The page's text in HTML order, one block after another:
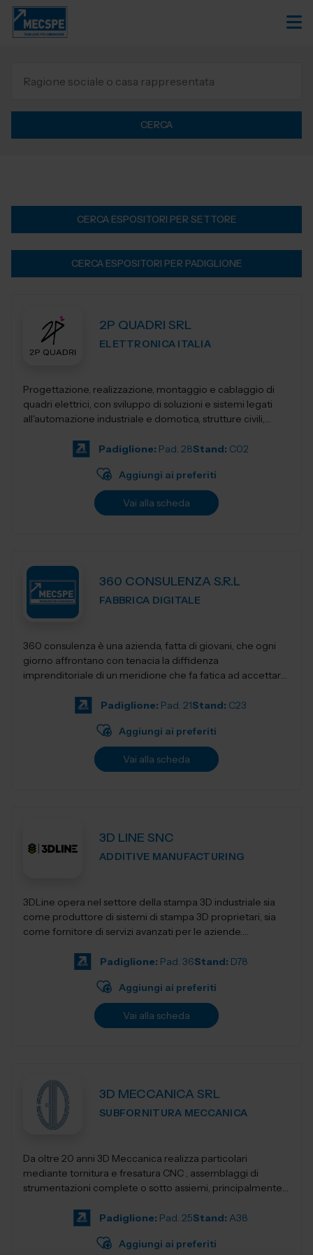
CERCA
CERCA ESPOSITORI PER SETTORE
CERCA ESPOSITORI PER PADIGLIONE
2P QUADRI SRL
ELETTRONICA ITALIA
Progettazione, realizzazione, montaggio e cablaggio di
quadri elettrici, con sviluppo di soluzioni e sistemi legati
all'automazione industriale e domotica, strutture civili,
Padiglione: Pad. 28Stand: C02
Aggiungi ai preferiti
Vai alla scheda
360 CONSULENZA S.R.L
FABBRICA DIGITALE
360 consulenza è una azienda, fatta di giovani, che ogni
giorno affrontano con tenacia la diffidenza
imprenditoriale di un meridione che fa fatica ad accettare
Padiglione: Pad. 21Stand: C23
Aggiungi ai preferiti
Vai alla scheda
3D LINE SNC
ADDITIVE MANUFACTURING
3DLine opera nel settore della stampa 3D industriale sia
come produttore di sistemi di stampa 3D proprietari, sia
come fornitore di servizi avanzati per le aziende.
Padiglione: Pad. 36Stand: D78
Aggiungi ai preferiti
Vai alla scheda
3D MECCANICA SRL
SUBFORNITURA MECCANICA
Da oltre 20 anni 3D Meccanica realizza particolari
mediante tornitura e fresatura CNC , assemblaggi di
strumentazioni complete o sotto assiemi, principalmente
Padiglione: Pad. 25Stand: A38
Aggiungi ai preferiti